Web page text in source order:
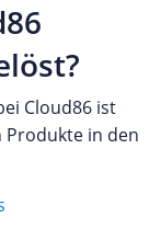
Cloud86 ist
Produkte in den